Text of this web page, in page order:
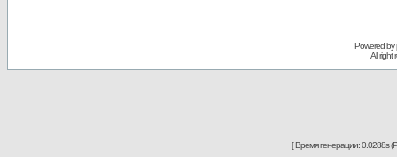
Powered
All right
[ Время генерации: 0.0288s